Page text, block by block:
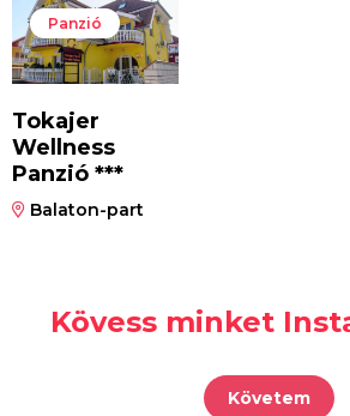
Panzió
Tokajer
Wellness
Panzió ***
Balaton-part
Kövess minket
Követem